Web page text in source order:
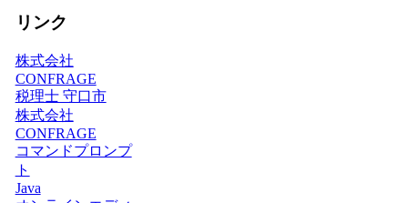
リンク
株式会社
CONFRAGE
税理士 守口市
株式会社
CONFRAGE
コマンドプロンプ
ト
Java